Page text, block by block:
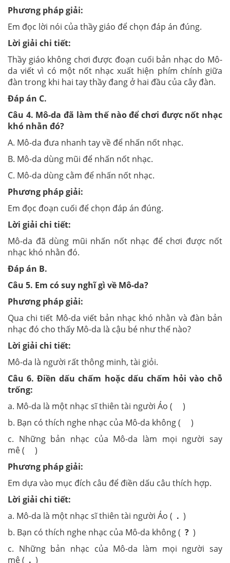
Phương pháp giải:
Em đọc lời nói của thầy giáo để chọn đáp án đúng.
Lời giải chi tiết:
Thầy giáo không chơi được đoạn cuối bản nhạc do Mô-
da viết vì có một nốt nhạc xuất hiện phím chính giữa
đàn trong khi hai tay thầy đang ở hai đầu của cây đàn.
Đáp án C.
Câu 4. Mô-da đã làm thế nào để chơi được nốt nhạc
khó nhằn đó?
A. Mô-da đưa nhanh tay về để nhấn nốt nhạc.
B. Mô-da dùng mũi để nhấn nốt nhạc.
C. Mô-da dùng cằm để nhấn nốt nhạc.
Phương pháp giải:
Em đọc đoạn cuối để chọn đáp án đúng.
Lời giải chi tiết:
Mô-da đã dùng mũi nhấn nốt nhạc để chơi được nốt
nhạc khó nhằn đó.
Đáp án B.
Câu 5. Em có suy nghĩ gì về Mô-da?
Phương pháp giải:
Qua chi tiết Mô-da viết bản nhạc khó nhằn và đàn bản
nhạc đó cho thấy Mô-da là cậu bé như thế nào?
Lời giải chi tiết:
Mô-da là người rất thông minh, tài giỏi.
Câu 6.Điền dấu chấm hoặc dấu chấm hỏi vàochỗ
trống:
a. Mô-da là một nhạc sĩ thiên tài người Áo ( )
b. Bạn có thích nghe nhạc của Mô-da không ( )
c. Những bản nhạc của Mô-da làm mọi người say
mê( )
Phương pháp giải:
Em dựa vào mục đích câu để điền dấu câu thích hợp.
Lời giải chi tiết:
a. Mô-da là một nhạc sĩ thiên tài người Áo ( . )
b. Bạn có thích nghe nhạc của Mô-da không ( ? )
c. Những bản nhạc của Mô-da làm mọi người say
mê( . )